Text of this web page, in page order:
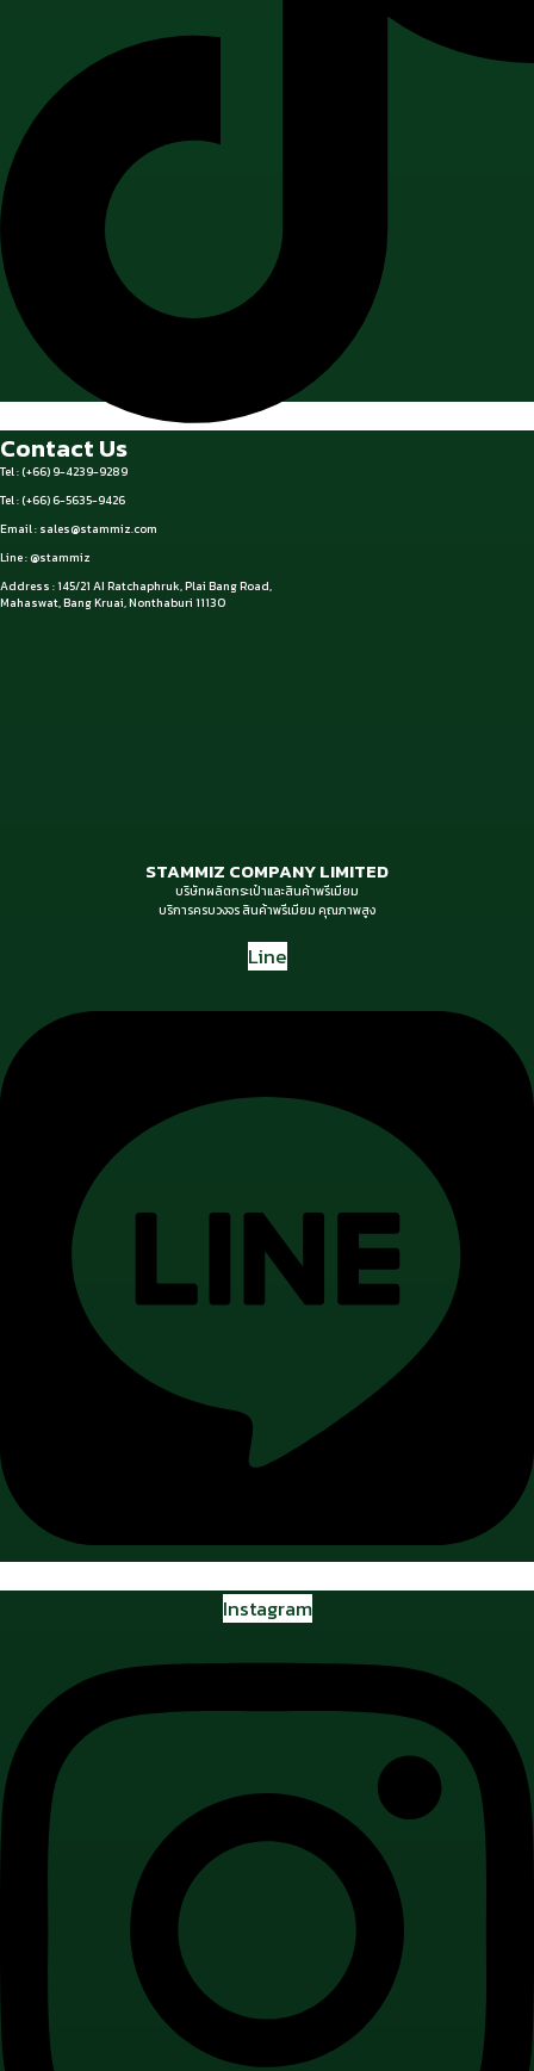
Contact Us
Tel : (+66) 9-4239-9289
Tel : (+66) 6-5635-9426
Email : sales@stammiz.com
Line : @stammiz
Address : 145/21 AI Ratchaphruk, Plai Bang Road,
Mahaswat, Bang Kruai, Nonthaburi 11130
STAMMIZ COMPANY LIMITED
บริษัทผลิตกระเป๋าและสินค้าพรีเมียม
บริการครบวงจร สินค้าพรีเมียม คุณภาพสูง
Line
Instagram